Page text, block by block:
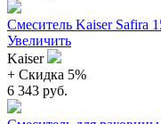
Смеситель Kaiser Safira
Увеличить
Kaiser
+ Cкидка 5%
6 343 руб.